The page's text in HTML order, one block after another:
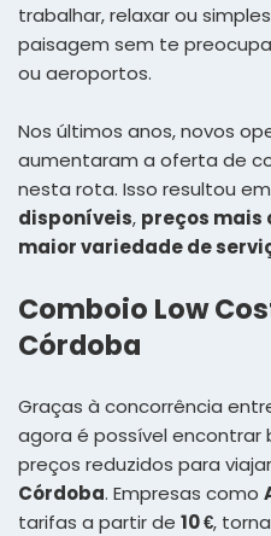
trabalhar, relaxar ou
paisagem sem te
ou aeroportos.
Nos últimos anos, novos
aumentaram a oferta de
nesta rota. Isso resultou
disponíveis, preços
maior variedade de
Comboio Low
Córdoba
Graças à concorrência
agora é possível encontrar
preços reduzidos para
Córdoba. Empresas como
tarifas a partir de 10 €,